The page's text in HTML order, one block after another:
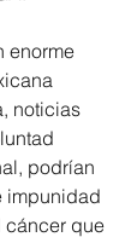
enorme
noticias
podrían
impunidad
cáncer que